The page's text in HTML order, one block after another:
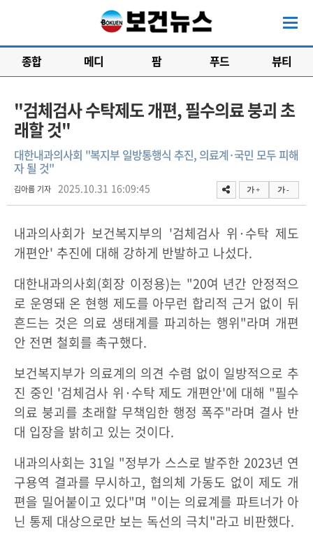
종합 메디 팜 푸드 뷰티
"검체검사 수탁제도 개편, 필수의료 붕괴 초
래할 것"
대한내과의사회 "복지부 일방통행식 추진, 의료계·국민 모두 피해
자 될 것"
김아름 기자 2025.10.31 16:09:45 가 + 가 -
내과의사회가 보건복지부의 '검체검사 위·수탁 제도
개편안' 추진에 대해 강하게 반발하고 나섰다.
대한내과의사회(회장 이정용)는 "20여 년간 안정적으
로 운영돼 온 현행 제도를 아무런 합리적 근거 없이 뒤
흔드는 것은 의료 생태계를 파괴하는 행위"라며 개편
안 전면 철회를 촉구했다.
보건복지부가 의료계의 의견 수렴 없이 일방적으로 추
진 중인 '검체검사 위·수탁 제도 개편안'에 대해 "필수
의료 붕괴를 초래할 무책임한 행정 폭주"라며 결사 반
대 입장을 밝히고 있는 것이다.
내과의사회는 31일 "정부가 스스로 발주한 2023년 연
구용역 결과를 무시하고, 협의체 가동도 없이 제도 개
편을 밀어붙이고 있다"며 "이는 의료계를 파트너가 아
닌 통제 대상으로만 보는 독선의 극치"라고 비판했다.